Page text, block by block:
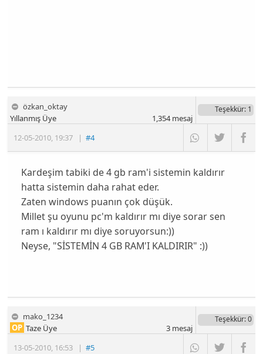
özkan_oktay
12-05-2010, 19:37 |#4
Yıllanmış Üye
Teşekkür: 1
1,354mesaj
Kardeşim tabiki de 4 gb ram'i sistemin kaldırır
hatta sistemin daha rahat eder.
Zaten windows puanın çok düşük.
Millet şu oyunu pc'm kaldırır mı diye sorar sen
ram ı kaldırır mı diye soruyorsun:))
Neyse, "SİSTEMİN 4 GB RAM'I KALDIRIR" :))
mako_1234
13-05-2010, 16:53 |#5
OP Taze Üye
Teşekkür: 0
3mesaj